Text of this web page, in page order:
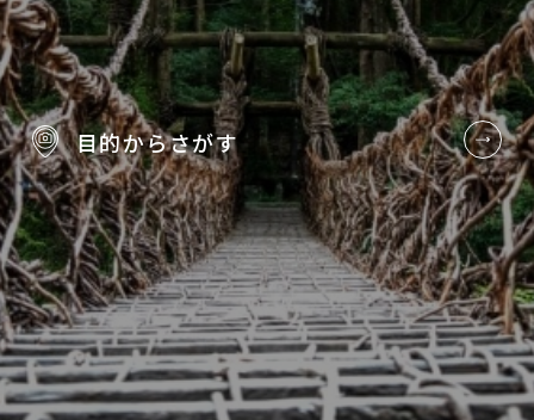
目的からさがす